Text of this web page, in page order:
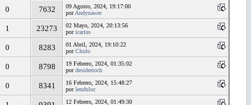
0 7632
09 Agosto, 2024, 19:17:00
porAndynawer
1 23273
02 Mayo, 2024, 20:13:56
poricarius
0 8283
01 Abril, 2024, 19:10:22
porCholo
0 8798
19 Febrero, 2024, 01:35:02
pordesiderioch
0 8341
16 Febrero, 2024, 15:48:27
porlenduloc
12 Febrero, 2024, 01:49:30